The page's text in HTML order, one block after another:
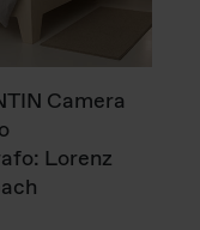
Camera
Lorenz